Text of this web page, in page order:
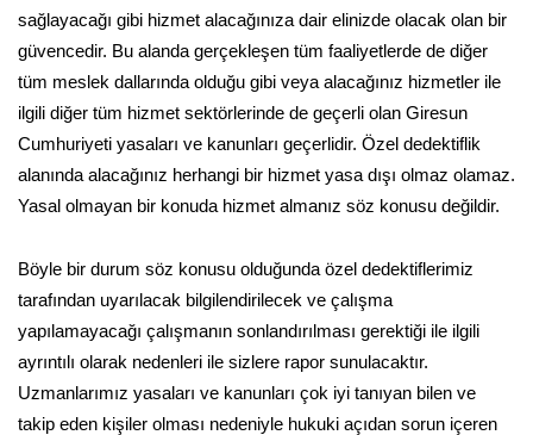
sağlayacağı gibi hizmet alacağınıza dair elinizde olacak olan bir
güvencedir. Bu alanda gerçekleşen tüm faaliyetlerde de diğer
tüm meslek dallarında olduğu gibi veya alacağınız hizmetler ile
ilgili diğer tüm hizmet sektörlerinde de geçerli olan Giresun
Cumhuriyeti yasaları ve kanunları geçerlidir. Özel dedektiflik
alanında alacağınız herhangi bir hizmet yasa dışı olmaz olamaz.
Yasal olmayan bir konuda hizmet almanız söz konusu değildir.
Böyle bir durum söz konusu olduğunda özel dedektiflerimiz
tarafından uyarılacak bilgilendirilecek ve çalışma
yapılamayacağı çalışmanın sonlandırılması gerektiği ile ilgili
ayrıntılı olarak nedenleri ile sizlere rapor sunulacaktır.
Uzmanlarımız yasaları ve kanunları çok iyi tanıyan bilen ve
takip eden kişiler olması nedeniyle hukuki açıdan sorun içeren